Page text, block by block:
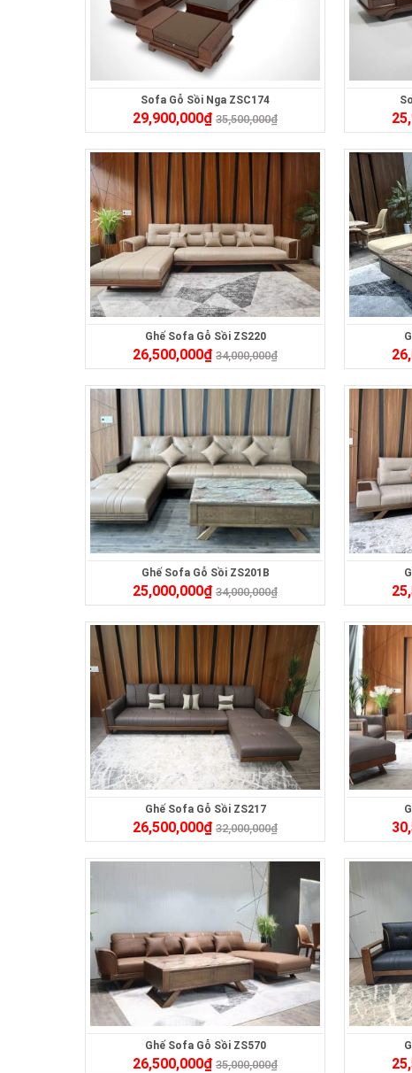
Sofa Gỗ Sồi Nga ZSC174
29,900,000₫ 35,500,000₫
Ghế Sofa Gỗ Sồi ZS220
26,500,000₫ 34,000,000₫
Ghế Sofa Gỗ Sồi ZS201B
25,000,000₫ 34,000,000₫
Ghế Sofa Gỗ Sồi ZS217
26,500,000₫ 32,000,000₫
Ghế Sofa Gỗ Sồi ZS570
26,500,000₫ 35,000,000₫